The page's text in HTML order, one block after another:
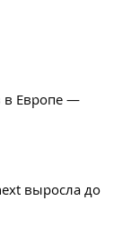
в Европе —
выросла до